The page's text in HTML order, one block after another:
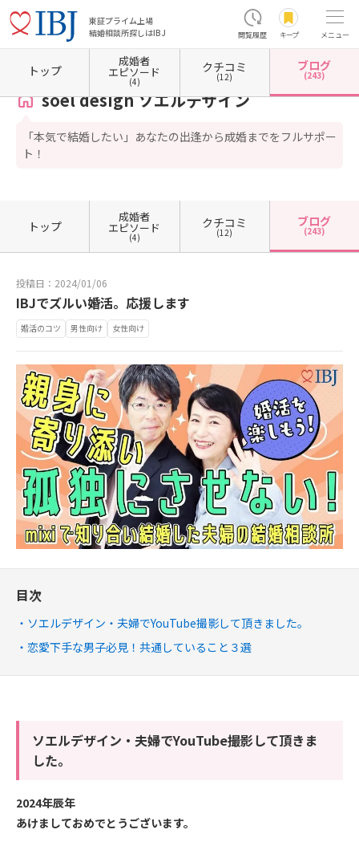
東証プライム上場
結婚相談所探しはIBJ
閲覧履歴 キープ メニュー
ホーム 東京都の結婚相談所 東京都中央区 東京都中央区日本橋 soel design ソエルデ
soel design ソエルデザイン
「本気で結婚したい」あなたの出逢から成婚までをフルサポー
ト！
トップ
成婚者
エピソード
(4)
クチコミ
(12)
ブログ
(243)
トップ
成婚者
エピソード
(4)
クチコミ
(12)
ブログ
(243)
投稿日：2024/01/06
IBJでズルい婚活。応援します
婚活のコツ 男性向け 女性向け
目次
ソエルデザイン・夫婦でYouTube撮影して頂きました。
恋愛下手な男子必見！共通していること３選
ソエルデザイン・夫婦でYouTube撮影して頂きま
した。
2024年辰年
あけましておめでとうございます。